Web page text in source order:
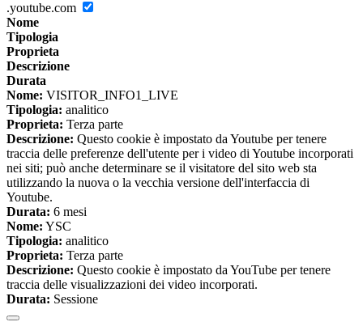
.youtube.com
Nome
Tipologia
Proprieta
Descrizione
Durata
Nome: VISITOR_INFO1_LIVE
Tipologia: analitico
Proprieta: Terza parte
Descrizione: Questo cookie è impostato da Youtube per tenere
traccia delle preferenze dell'utente per i video di Youtube incorporati
nei siti; può anche determinare se il visitatore del sito web sta
utilizzando la nuova o la vecchia versione dell'interfaccia di
Youtube.
Durata: 6 mesi
Nome: YSC
Tipologia: analitico
Proprieta: Terza parte
Descrizione: Questo cookie è impostato da YouTube per tenere
traccia delle visualizzazioni dei video incorporati.
Durata: Sessione